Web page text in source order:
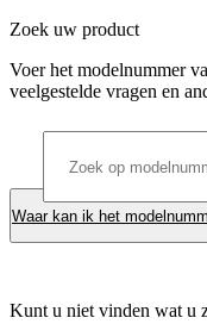
Zoek uw product
Voer het modelnummer
veelgestelde vragen en
Waar kan ik het
Kunt u niet vinden wat u